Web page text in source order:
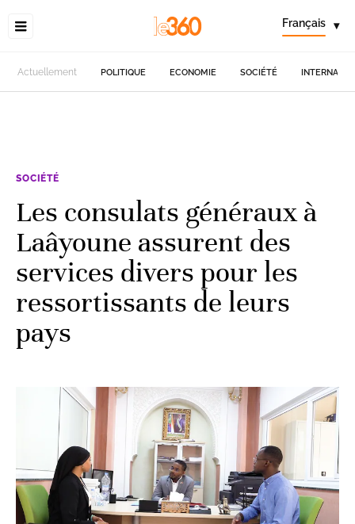
Français ▾
Actuellement POLITIQUE ECONOMIE SOCIÉTÉ
SOCIÉTÉ
Les consulats généraux à
Laâyoune assurent des
services divers pour les
ressortissants de leurs
pays